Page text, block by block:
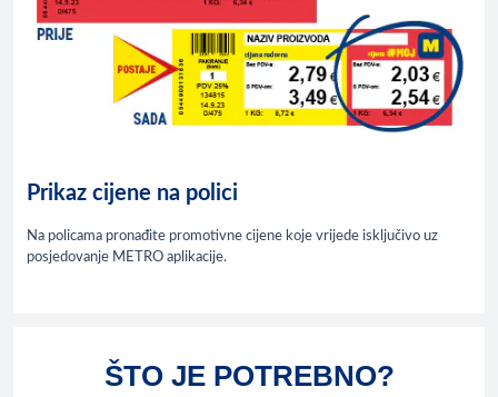
Prikaz cijene na polici
Na policama pronađite promotivne cijene koje vrijede isključivo uz
posjedovanje METRO aplikacije.
ŠTO JE POTREBNO?